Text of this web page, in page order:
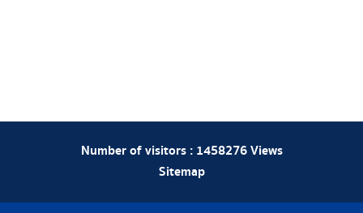
Number of visitors : 1458276Views
Sitemap